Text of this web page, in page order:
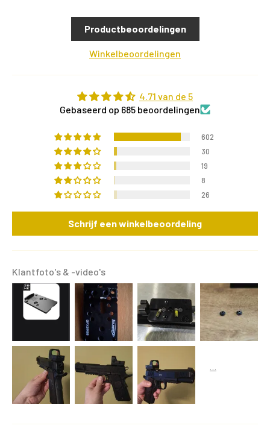
Productbeoordelingen
Winkelbeoordelingen
4.71 van de 5
Gebaseerd op 685 beoordelingen
602
30
19
8
26
Schrijf een winkelbeoordeling
Klantfoto's & -video's